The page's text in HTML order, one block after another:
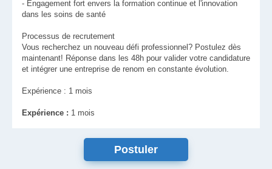
- Engagement fort envers la formation continue et l'innovation
dans les soins de santé
Processus de recrutement
Vous recherchez un nouveau défi professionnel? Postulez dès
maintenant! Réponse dans les 48h pour valider votre candidature
et intégrer une entreprise de renom en constante évolution.
Expérience : 1 mois
Expérience : 1 mois